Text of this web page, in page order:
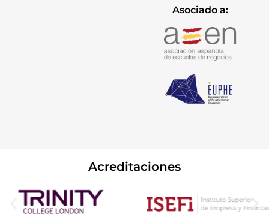
Asociado a:
Acreditaciones